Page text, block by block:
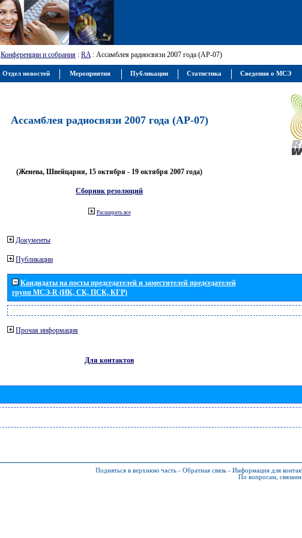
Конференции и собрания : RA: Ассамблея радиосвязи 2007 года (АР-07)
Ассамблея радиосвязи 2007 года (АР-07)
(Женева, Швейцария, 15 октября - 19 октября 2007 года)
Сборник резолюций
Расширить все
Документы
Публикации
Кандидаты на посты председателей и заместителей председателей
групп МСЭ-R (ИК, СК, ПСК, КГР)
Прочая информация
Для контактов
Подняться в верхнюю часть - Обратная связь - Информация для
По вопросам,
Отдел новостей Мероприятия Публикации Статистика Сведения о МСЭ